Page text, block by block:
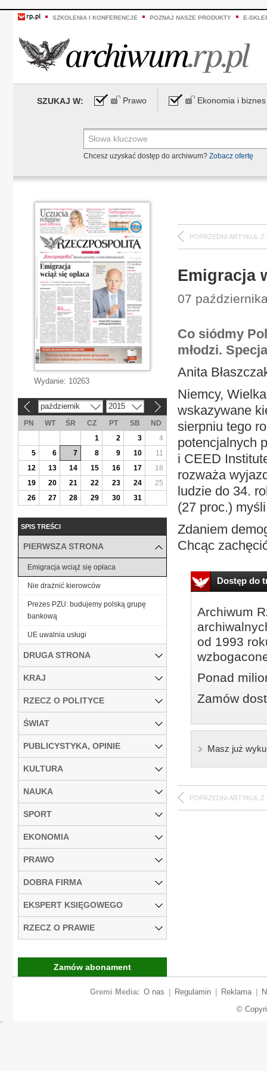
SZKOLENIA I KONFERENCJE POZNAJ NASZE PRODUKTY E-
SZUKAJ W: Prawo Ekonomia i biznes
Chcesz uzyskać dostęp do archiwum? Zobacz ofertę
POPRZEDNI ARTYKUŁ Z
Emigracja
07
Co siódmy
młodzi.
Anita
Niemcy,
wskazywane
sierpniu tego
potencjalnych
i CEED
rozważa
ludzie do 34.
(27 proc.)
Zdaniem
Chcąc
Dostęp do
Archiwum
od 1993
Ponad
Zamów
Masz już
POPRZEDNI ARTYKUŁ Z
Wydanie: 10263
październik 2015
PN WT ŚR CZ PT SB
ND
1
2 3
4
5
6 7 8 9 10
11
12
13 14 15 16 17
18
19
20 21 22 23 24
25
26
27 28 29 30 31
SPIS TREŚCI
PIERWSZA STRONA
Emigracja wciąż się opłaca
Nie drażnić kierowców
Prezes PZU: budujemy polską grupę
bankową
UE uwalnia usługi
DRUGA STRONA
KRAJ
RZECZ O POLITYCE
ŚWIAT
PUBLICYSTYKA, OPINIE
KULTURA
NAUKA
SPORT
EKONOMIA
PRAWO
DOBRA FIRMA
EKSPERT KSIĘGOWEGO
RZECZ O PRAWIE
Zamów abonament
Gremi Media: O nas Regulamin Reklama
©